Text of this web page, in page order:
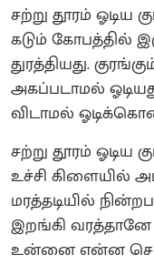
சற்று தூரம் ஓடிய
கடும் கோபத்தில்
துரத்தியது.
அகப்படாமல்
விடாமல்
சற்று தூரம் ஓடிய
உச்சி கிளையில்
மரத்தடியில்
இறங்கி
உன்னை என்ன